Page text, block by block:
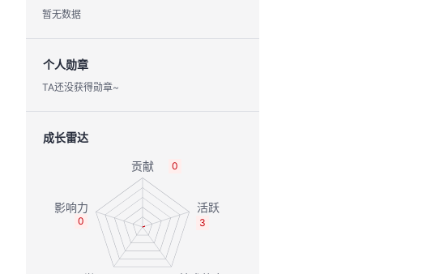
暂无数据
个人勋章
TA还没获得勋章~
成长雷达
0
3
0